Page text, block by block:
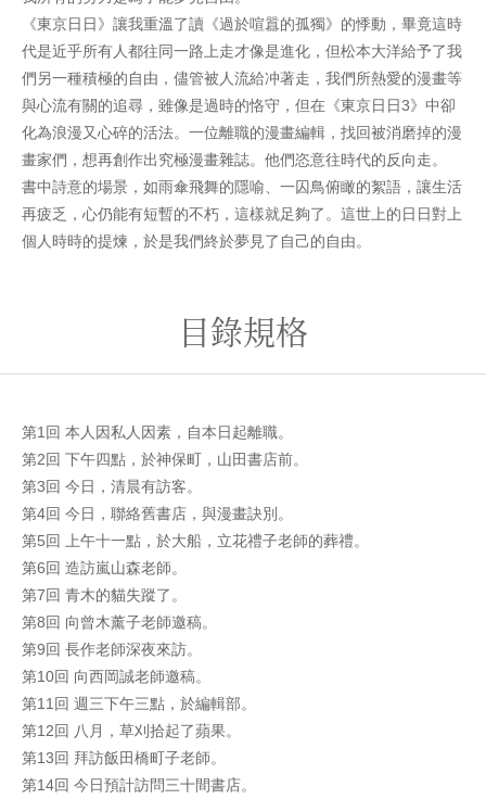
《東京日日》讓我重溫了讀《過於喧囂的孤獨》的悸動，畢竟這時
代是近乎所有人都往同一路上走才像是進化，但松本大洋給予了我
們另一種積極的自由，儘管被人流給冲著走，我們所熱愛的漫畫等
與心流有關的追尋，雖像是過時的恪守，但在《東京日日3》中卻
化為浪漫又心碎的活法。一位離職的漫畫編輯，找回被消磨掉的漫
畫家們，想再創作出究極漫畫雜誌。他們恣意往時代的反向走。
書中詩意的場景，如雨傘飛舞的隱喻、一囚鳥俯瞰的絮語，讓生活
再疲乏，心仍能有短暫的不朽，這樣就足夠了。這世上的日日對上
個人時時的提煉，於是我們終於夢見了自己的自由。
目錄規格
第1回 本人因私人因素，自本日起離職。
第2回 下午四點，於神保町，山田書店前。
第3回 今日，清晨有訪客。
第4回 今日，聯絡舊書店，與漫畫訣別。
第5回 上午十一點，於大船，立花禮子老師的葬禮。
第6回 造訪嵐山森老師。
第7回 青木的貓失蹤了。
第8回 向曾木薰子老師邀稿。
第9回 長作老師深夜來訪。
第10回 向西岡誠老師邀稿。
第11回 週三下午三點，於編輯部。
第12回 八月，草刈拾起了蘋果。
第13回 拜訪飯田橋町子老師。
第14回 今日預計訪問三十間書店。